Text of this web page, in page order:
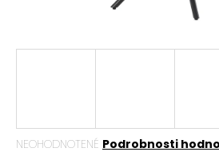
Priemerné
NEOHODNOTENÉ Podrobnosti